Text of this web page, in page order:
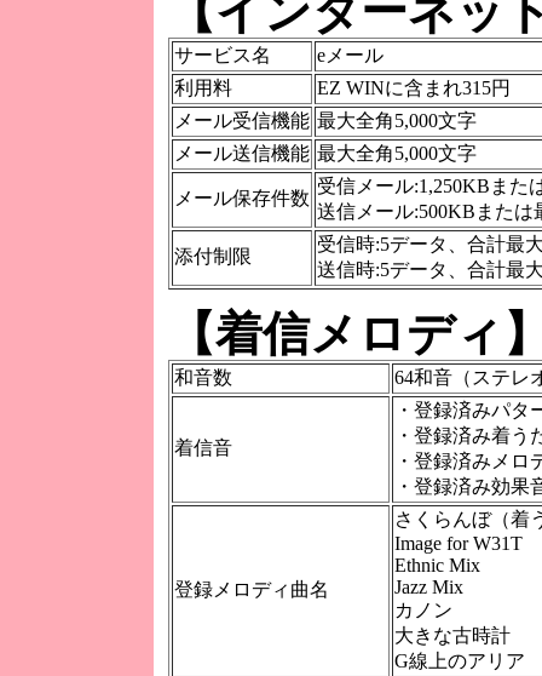
【インターネッ
サービス名
eメール
利用料
EZ WINに含まれ315円
メール受信機能 最大全角5,000文字
メール送信機能 最大全角5,000文字
メール保存件数
受信メール:1,250KBまた
送信メール:500KBまたは
添付制限
受信時:5データ、合計最
送信時:5データ、合計最
【着信メロディ
和音数 64和音（ステレ
着信音
・登録済みパタ
・登録済み着う
・登録済みメロ
・登録済み効果
登録メロディ曲名
さくらんぼ（着
Image for W31T
Ethnic Mix
Jazz Mix
カノン
大きな古時計
G線上のアリア